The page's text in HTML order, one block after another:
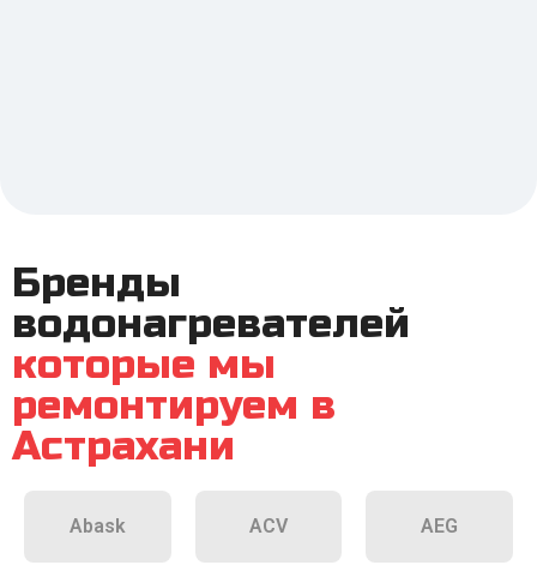
Бренды
водонагревателей
которые мы
ремонтируем в
Астрахани
Abask ACV AEG